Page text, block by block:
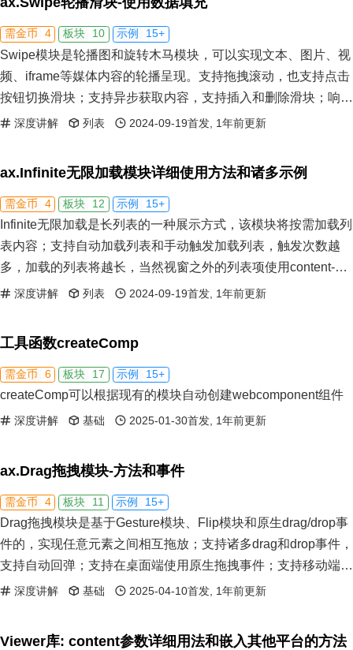
需金币 4 板块 10 示例 15+
Swipe模块是轮播图和旋转木马模块，可以实现文本、图片、视
频、iframe等媒体内容的轮播呈现。支持拖拽滚动，也支持点击
按钮切换滑块；支持异步获取内容，支持插入和删除滑块；响应
滑块的变化和外容器的变化，进而自动修正滑块之间的关系。
深度讲解 列表 2024-09-19首发, 1年前更新
ax.Infinite无限加载模块详细使用方法和诸多示例
需金币 4 板块 12 示例 15+
Infinite无限加载是长列表的一种展示方式，该模块将按需加载列
表内容；支持自动加载列表和手动触发加载列表，触发次数越
多，加载的列表将越长，当然视窗之外的列表项使用content-
visibility属性，对内存和性能做了优化处理；无限滚动也属于懒
深度讲解 列表 2024-09-19首发, 1年前更新
工具函数createComp
需金币 6 板块 17 示例 15+
createComp可以根据现有的模块自动创建webcomponent组件
深度讲解 基础 2025-01-30首发, 1年前更新
ax.Drag拖拽模块-方法和事件
需金币 4 板块 11 示例 15+
Drag拖拽模块是基于Gesture模块、Flip模块和原生drag/drop事
件的，实现任意元素之间相互拖放；支持诸多drag和drop事件，
支持自动回弹；支持在桌面端使用原生拖拽事件；支持移动端
drag拖拽。
深度讲解 基础 2025-04-10首发, 1年前更新
Viewer库: content参数详细用法和嵌入其他平台的方法